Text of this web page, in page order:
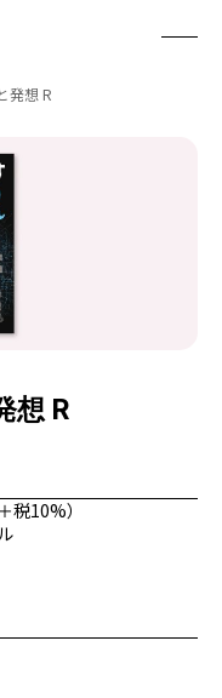
CGWORLD
CGWORLD.jp
SEMINAR
トレーニング
チュートリアル
発想 R
想 R
税10%）